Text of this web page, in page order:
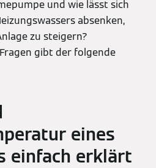
und wie lässt sich
absenken,
zu steigern?
gibt der folgende
eines
einfach erklärt